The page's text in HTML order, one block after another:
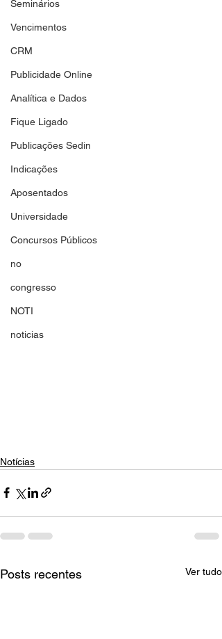
Seminários
Vencimentos
CRM
Publicidade Online
Analítica e Dados
Fique Ligado
Publicações Sedin
Indicações
Aposentados
Universidade
Concursos Públicos
no
congresso
NOTI
noticias
Notícias
Posts recentes Ver tudo